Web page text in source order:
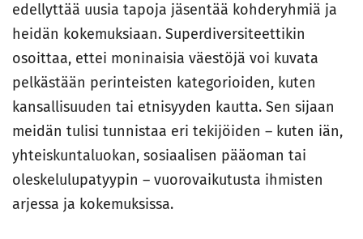
edellyttää uusia tapoja jäsentää kohderyhmiä ja
heidän kokemuksiaan. Superdiversiteettikin
osoittaa, ettei moninaisia väestöjä voi kuvata
pelkästään perinteisten kategorioiden, kuten
kansallisuuden tai etnisyyden kautta. Sen sijaan
meidän tulisi tunnistaa eri tekijöiden – kuten iän,
yhteiskuntaluokan, sosiaalisen pääoman tai
oleskelulupatyypin – vuorovaikutusta ihmisten
arjessa ja kokemuksissa.